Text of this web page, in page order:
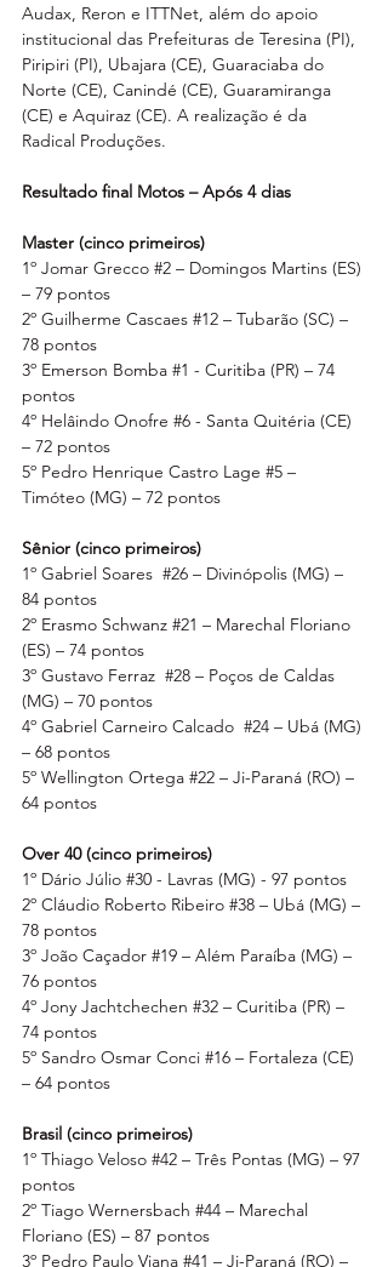
Audax, Reron e ITTNet, além do apoio
institucional das Prefeituras de Teresina (PI),
Piripiri (PI), Ubajara (CE), Guaraciaba do
Norte (CE), Canindé (CE), Guaramiranga
(CE) e Aquiraz (CE). A realização é da
Radical Produções.
Resultado final Motos – Após 4 dias
Master (cinco primeiros)
1º Jomar Grecco #2 – Domingos Martins (ES)
– 79 pontos
2º Guilherme Cascaes #12 – Tubarão (SC) –
78 pontos
3º Emerson Bomba #1 - Curitiba (PR) – 74
pontos
4º Helâindo Onofre #6 - Santa Quitéria (CE)
– 72 pontos
5º Pedro Henrique Castro Lage #5 –
Timóteo (MG) – 72 pontos
Sênior (cinco primeiros)
1º Gabriel Soares #26 – Divinópolis (MG) –
84 pontos
2º Erasmo Schwanz #21 – Marechal Floriano
(ES) – 74 pontos
3º Gustavo Ferraz #28 – Poços de Caldas
(MG) – 70 pontos
4º Gabriel Carneiro Calcado #24 – Ubá (MG)
– 68 pontos
5º Wellington Ortega #22 – Ji-Paraná (RO) –
64 pontos
Over 40 (cinco primeiros)
1º Dário Júlio #30 - Lavras (MG) - 97 pontos
2º Cláudio Roberto Ribeiro #38 – Ubá (MG) –
78 pontos
3º João Caçador #19 – Além Paraíba (MG) –
76 pontos
4º Jony Jachtchechen #32 – Curitiba (PR) –
74 pontos
5º Sandro Osmar Conci #16 – Fortaleza (CE)
– 64 pontos
Brasil (cinco primeiros)
1º Thiago Veloso #42 – Três Pontas (MG) – 97
pontos
2º Tiago Wernersbach #44 – Marechal
Floriano (ES) – 87 pontos
3º Pedro Paulo Viana #41 – Ji-Paraná (RO) –